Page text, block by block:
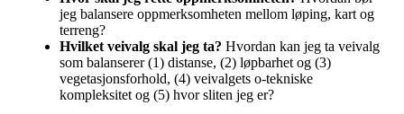
jeg balansere oppmerksomheten mellom løping, kart og
terreng?
Hvilket veivalg skal jeg ta? Hvordan kan jeg ta veivalg
som balanserer (1) distanse, (2) løpbarhet og (3)
vegetasjonsforhold, (4) veivalgets o-tekniske
kompleksitet og (5) hvor sliten jeg er?